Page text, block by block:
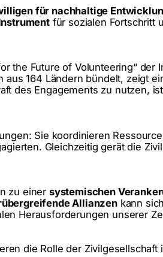
für nachhaltige
für sozialen Fortschritt
the Future of Volunteering“ der
164 Ländern bündelt, zeigt
des Engagements zu nutzen,
Sie koordinieren
Gleichzeitig gerät die
zu einer systemischen
Allianzenkann
Herausforderungen unserer
die Rolle der Zivilgesellschaft